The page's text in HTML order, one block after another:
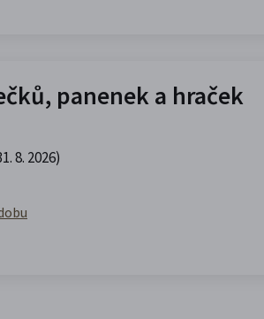
panenek a hraček
8. 2026)